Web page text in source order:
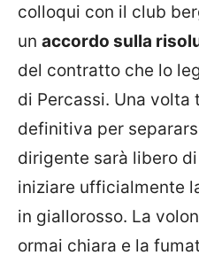
colloqui con il club
un accordo sulla
del contratto che lo
di Percassi. Una volta
definitiva per
dirigente sarà libero
iniziare ufficialmente
in giallorosso. La
ormai chiara e la